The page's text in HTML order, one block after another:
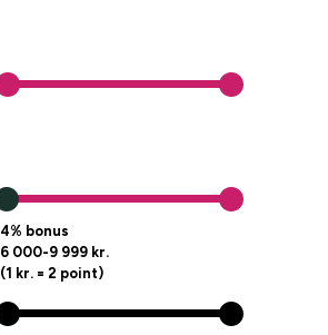
4% bonus
6 000-9 999 kr.
(1 kr. = 2 point)